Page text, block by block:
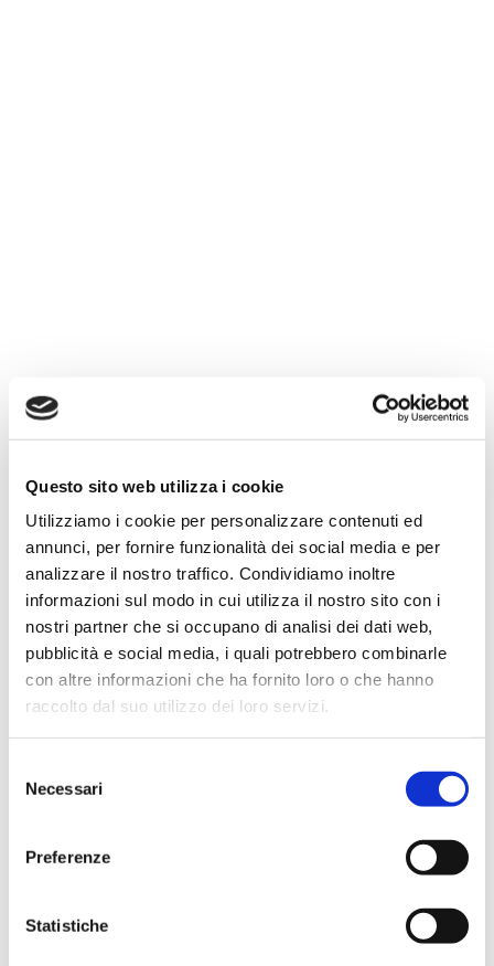
Questo sito web utilizza i cookie
Utilizziamo i cookie per personalizzare contenuti ed
annunci, per fornire funzionalità dei social media e per
analizzare il nostro traffico. Condividiamo inoltre
informazioni sul modo in cui utilizza il nostro sito con i
nostri partner che si occupano di analisi dei dati web,
pubblicità e social media, i quali potrebbero combinarle
con altre informazioni che ha fornito loro o che hanno
raccolto dal suo utilizzo dei loro servizi.
delNecessari
Preferenze
Statistiche